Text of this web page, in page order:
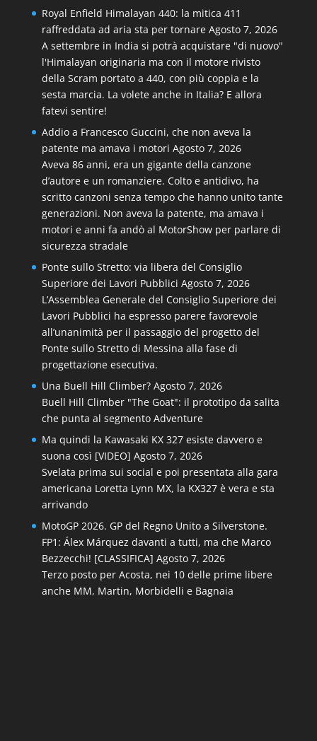
Royal Enfield Himalayan 440: la mitica 411
raffreddata ad aria sta per tornare Agosto 7, 2026
A settembre in India si potrà acquistare "di nuovo"
l'Himalayan originaria ma con il motore rivisto
della Scram portato a 440, con più coppia e la
sesta marcia. La volete anche in Italia? E allora
fatevi sentire!
Addio a Francesco Guccini, che non aveva la
patente ma amava i motori Agosto 7, 2026
Aveva 86 anni, era un gigante della canzone
d’autore e un romanziere. Colto e antidivo, ha
scritto canzoni senza tempo che hanno unito tante
generazioni. Non aveva la patente, ma amava i
motori e anni fa andò al MotorShow per parlare di
sicurezza stradale
Ponte sullo Stretto: via libera del Consiglio
Superiore dei Lavori Pubblici Agosto 7, 2026
L’Assemblea Generale del Consiglio Superiore dei
Lavori Pubblici ha espresso parere favorevole
all’unanimità per il passaggio del progetto del
Ponte sullo Stretto di Messina alla fase di
progettazione esecutiva.
Una Buell Hill Climber? Agosto 7, 2026
Buell Hill Climber "The Goat": il prototipo da salita
che punta al segmento Adventure
Ma quindi la Kawasaki KX 327 esiste davvero e
suona così [VIDEO] Agosto 7, 2026
Svelata prima sui social e poi presentata alla gara
americana Loretta Lynn MX, la KX327 è vera e sta
arrivando
MotoGP 2026. GP del Regno Unito a Silverstone.
FP1: Álex Márquez davanti a tutti, ma che Marco
Bezzecchi! [CLASSIFICA] Agosto 7, 2026
Terzo posto per Acosta, nei 10 delle prime libere
anche MM, Martin, Morbidelli e Bagnaia